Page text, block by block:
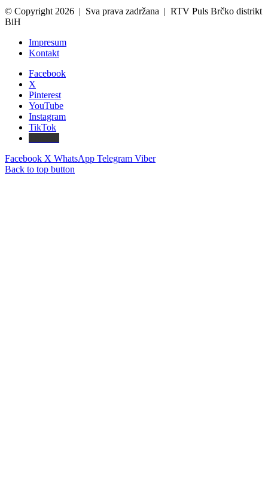
© Copyright 2026 | Sva prava zadržana | RTV Puls Brčko distrikt
BiH
Impresum
Kontakt
Facebook
X
Pinterest
YouTube
Instagram
TikTok
Facebook X WhatsApp Telegram Viber
Back to top button